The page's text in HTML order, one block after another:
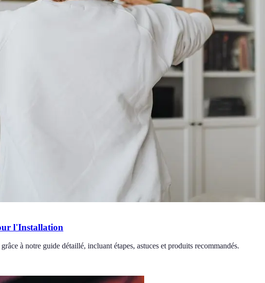
l'Installation
à notre guide détaillé, incluant étapes, astuces et produits recommandés.